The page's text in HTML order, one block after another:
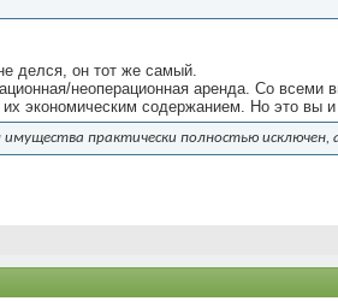
делся, он тот же самый.
неоперационная аренда. Со всеми
экономическим содержанием. Но это вы и
практически полностью исключен,